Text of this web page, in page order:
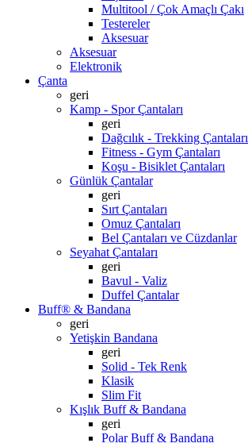
Multitool / Çok Amaçlı Çakı
Testereler
Aksesuar
Aksesuar
Elektronik
Çanta
geri
Kamp - Spor Çantaları
geri
Dağcılık - Trekking Çantaları
Fitness - Gym Çantaları
Koşu - Bisiklet Çantaları
Günlük Çantalar
geri
Sırt Çantaları
Omuz Çantaları
Bel Çantaları ve Cüzdanlar
Seyahat Çantaları
geri
Bavul - Valiz
Duffel Çantalar
Buff® & Bandana
geri
Yetişkin Bandana
geri
Solid - Tek Renk
Klasik
Slim Fit
Kışlık Buff & Bandana
geri
Polar Buff & Bandana